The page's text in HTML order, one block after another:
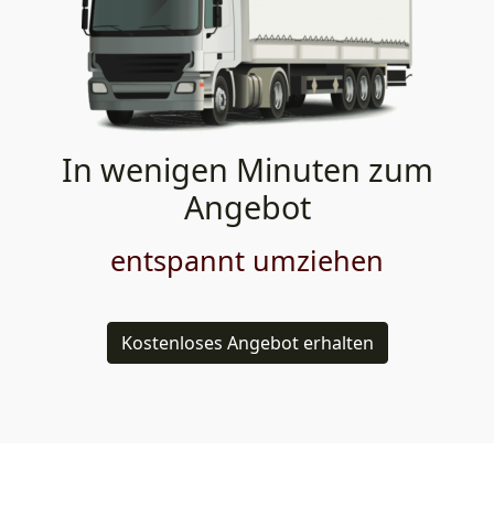
In wenigen Minuten zum
Angebot
entspannt umziehen
Kostenloses Angebot erhalten